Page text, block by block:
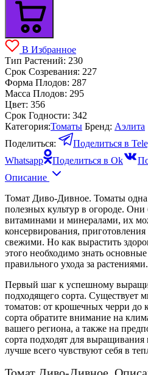
В Избранное
Тип Растений: 230
Срок Созревания: 227
Форма Плодов: 287
Масса Плодов: 295
Цвет: 356
Срок Годности: 342
Категория:Томаты Бренд: Аэлита
Поделиться:
Поделиться в
Whatsapp
Поделиться в Ok
Описание
Томат Диво-Дивное. Томаты
полезных культур в огороде. Они
витаминами и минералами, их
консервирования, приготовления
свежими. Но как вырастить
этого необходимо знать
правильного ухода за растениями.
Первый шаг к успешному
подходящего сорта. Существует
томатов: от крошечных черри
сорта обратите внимание на
вашего региона, а также на
сорта подходят для
лучше всего чувствуют себя в